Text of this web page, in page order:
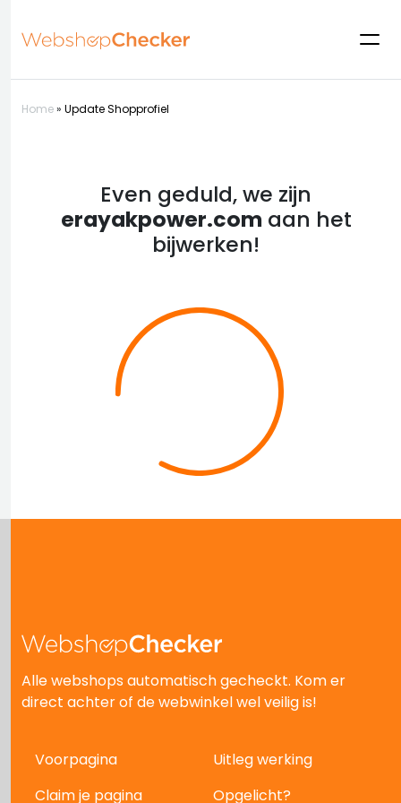
Home» Update Shopprofiel
Even geduld, we zijn
erayakpower.com aan het
bijwerken!
Alle webshops automatisch gecheckt. Kom er
direct achter of de webwinkel wel veilig is!
Voorpagina
Uitleg werking
Claim je pagina
Opgelicht?